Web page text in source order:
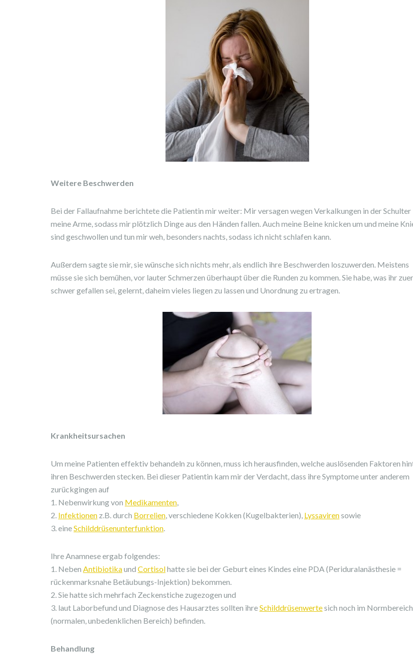
Weitere Beschwerden
Bei der Fallaufnahme berichtete die Patientin mir weiter: Mir versagen wegen Verkalkungen in der Schulter
meine Arme, sodass mir plötzlich Dinge aus den Händen fallen. Auch meine Beine knicken um und meine
sind geschwollen und tun mir weh, besonders nachts, sodass ich nicht schlafen kann.
Außerdem sagte sie mir, sie wünsche sich nichts mehr, als endlich ihre Beschwerden loszuwerden. Meistens
müsse sie sich bemühen, vor lauter Schmerzen überhaupt über die Runden zu kommen. Sie habe, was ihr
schwer gefallen sei, gelernt, daheim vieles liegen zu lassen und Unordnung zu ertragen.
Krankheitsursachen
Um meine Patienten effektiv behandeln zu können, muss ich herausfinden, welche auslösenden Faktoren
ihren Beschwerden stecken. Bei dieser Patientin kam mir der Verdacht, dass ihre Symptome unter anderem
zurückgingen auf
1. Nebenwirkung von Medikamenten
2. Infektionen z.B. durch Borrelien , verschiedene Kokken (Kugelbakterien), Lyssavirensowie
3. eineSchilddrüsenunterfunktion
Ihre Anamnese ergab folgendes:
1. Neben Antibiotikaund Cortisolhatte sie bei der Geburt eines Kindes eine PDA (Periduralanästhesie =
rückenmarksnahe Betäubungs-Injektion) bekommen.
2. Sie hatte sich mehrfach Zeckenstiche zugezogen und
3. laut Laborbefund und Diagnose des Hausarztes sollten ihreSchilddrüsenwertesich noch im Normbereich
(normalen, unbedenklichen Bereich) befinden.
Behandlung